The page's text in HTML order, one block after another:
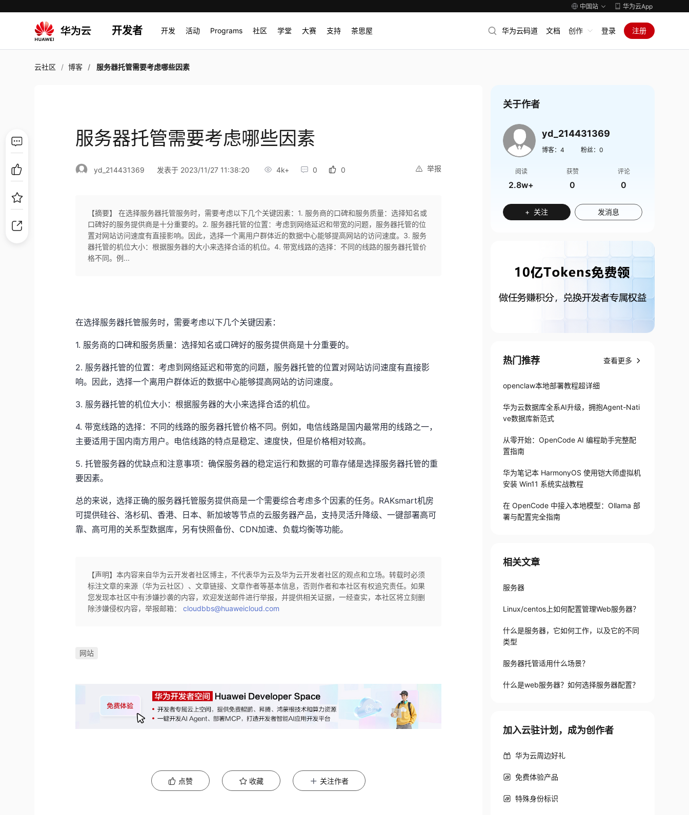
中国站 华为云App
开发者 开发 活动 Programs 社区 学堂 大赛 支持 茶思屋 华为云码道 文档 创作 登录 注册
云社区 博客 服务器托管需要考虑哪些因素
服务器托管需要考虑哪些因素
举报
yd_214431369 发表于 2023/11/27 11:38:20 4k+ 0 0
【摘要】 在选择服务器托管服务时，需要考虑以下几个关键因素：1. 服务商的口碑和服务质量：选择知名或
口碑好的服务提供商是十分重要的。2. 服务器托管的位置：考虑到网络延迟和带宽的问题，服务器托管的位
置对网站访问速度有直接影响。因此，选择一个离用户群体近的数据中心能够提高网站的访问速度。3. 服务
器托管的机位大小：根据服务器的大小来选择合适的机位。4. 带宽线路的选择：不同的线路的服务器托管价
格不同。例...
在选择服务器托管服务时，需要考虑以下几个关键因素：
1. 服务商的口碑和服务质量：选择知名或口碑好的服务提供商是十分重要的。
2. 服务器托管的位置：考虑到网络延迟和带宽的问题，服务器托管的位置对网站访问速度有直接影
响。因此，选择一个离用户群体近的数据中心能够提高网站的访问速度。
3. 服务器托管的机位大小：根据服务器的大小来选择合适的机位。
4. 带宽线路的选择：不同的线路的服务器托管价格不同。例如，电信线路是国内最常用的线路之一，
主要适用于国内南方用户。电信线路的特点是稳定、速度快，但是价格相对较高。
5. 托管服务器的优缺点和注意事项：确保服务器的稳定运行和数据的可靠存储是选择服务器托管的重
要因素。
总的来说，选择正确的服务器托管服务提供商是一个需要综合考虑多个因素的任务。RAKsmart机房
可提供硅谷、洛杉矶、香港、日本、新加坡等节点的云服务器产品，支持灵活升降级、一键部署高可
靠、高可用的关系型数据库，另有快照备份、CDN加速、负载均衡等功能。
【声明】本内容来自华为云开发者社区博主，不代表华为云及华为云开发者社区的观点和立场。转载时必须
标注文章的来源（华为云社区）、文章链接、文章作者等基本信息，否则作者和本社区有权追究责任。如果
您发现本社区中有涉嫌抄袭的内容，欢迎发送邮件进行举报，并提供相关证据，一经查实，本社区将立刻删
除涉嫌侵权内容，举报邮箱：cloudbbs@huaweicloud.com
网站
点赞 收藏 关注作者
关于作者
yd_214431369
博客： 4 粉丝： 0
阅读
2.8w+
获赞
0
评论
0
+ 关注 发消息
热门推荐 查看更多
openclaw本地部署教程超详细
华为云数据库全系AI升级，拥抱Agent-Nati
ve数据库新范式
从零开始：OpenCode AI 编程助手完整配
置指南
华为笔记本 HarmonyOS 使用铠大师虚拟机
安装 Win11 系统实战教程
在 OpenCode 中接入本地模型：Ollama 部
署与配置完全指南
相关文章
服务器
Linux/centos上如何配置管理Web服务器？
什么是服务器，它如何工作，以及它的不同
类型
服务器托管适用什么场景？
什么是web服务器？如何选择服务器配置？
加入云驻计划，成为创作者
华为云周边好礼
免费体验产品
特殊身份标识